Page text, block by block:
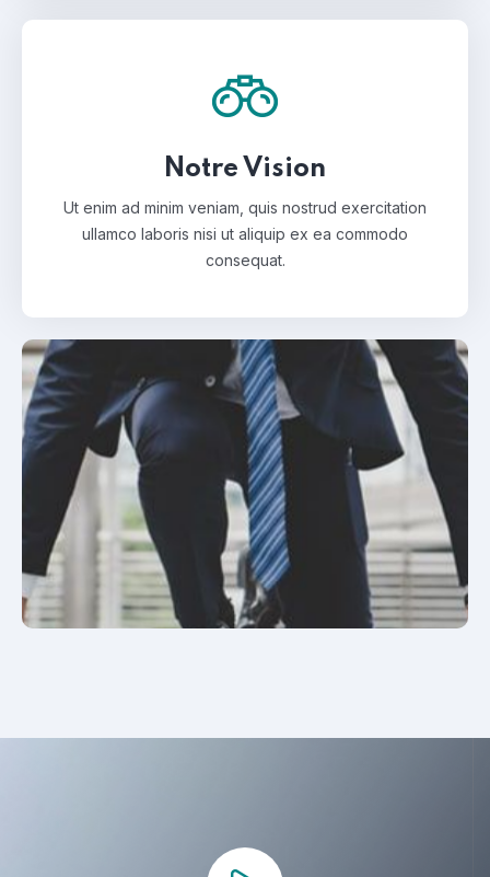
Notre Vision
Ut enim ad minim veniam, quis nostrud exercitation
ullamco laboris nisi ut aliquip ex ea commodo
consequat.